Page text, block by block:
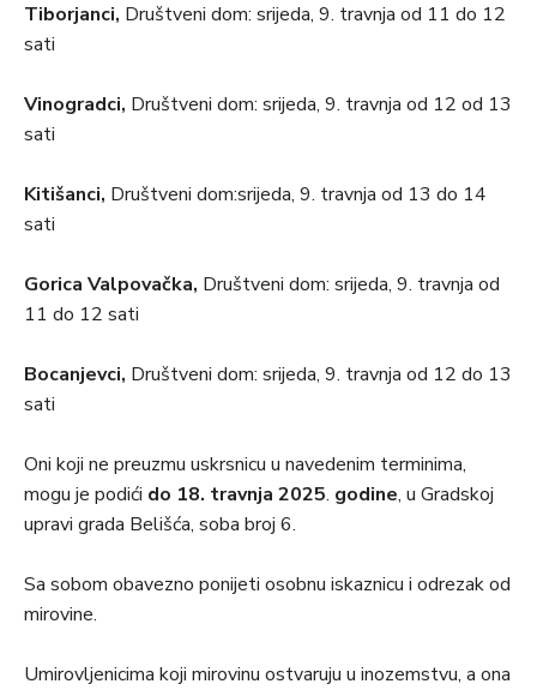
Tiborjanci, Društveni dom: srijeda, 9. travnja od 11 do 12
sati
Vinogradci, Društveni dom: srijeda, 9. travnja od 12 od 13
sati
Kitišanci, Društveni dom:srijeda, 9. travnja od 13 do 14
sati
Gorica Valpovačka, Društveni dom: srijeda, 9. travnja od
11 do 12 sati
Bocanjevci, Društveni dom: srijeda, 9. travnja od 12 do 13
sati
Oni koji ne preuzmu uskrsnicu u navedenim terminima,
mogu je podići do 18. travnja 2025. godine, u Gradskoj
upravi grada Belišća, soba broj 6.
Sa sobom obavezno ponijeti osobnu iskaznicu i odrezak od
mirovine.
Umirovljenicima koji mirovinu ostvaruju u inozemstvu, a ona